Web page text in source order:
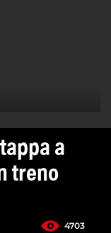
a
treno
4703